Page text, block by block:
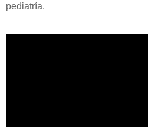
pediatría.